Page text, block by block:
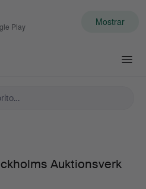
Play Mostrar
Auktionsverk